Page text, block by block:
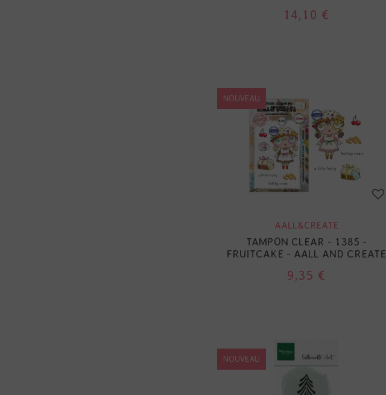
14,10 €
NOUVEAU
AALL&CREATE
TAMPON CLEAR - 1385 -
FRUITCAKE - AALL AND CREATE
9,35 €
NOUVEAU